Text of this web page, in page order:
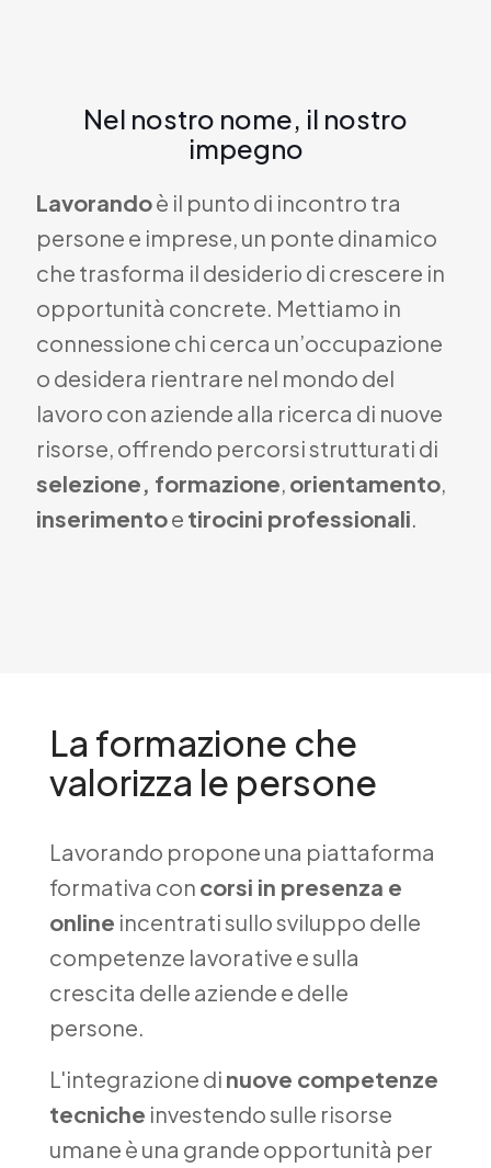
Nel nostro nome, il nostro
impegno
Lavorandoè il punto di incontro tra
persone e imprese, un ponte dinamico
che trasforma il desiderio di crescere in
opportunità concrete. Mettiamo in
connessione chi cerca un’occupazione
o desidera rientrare nel mondo del
lavoro con aziende alla ricerca di nuove
risorse, offrendo percorsi strutturati di
selezione, formazione, orientamento,
inserimentoe tirocini professionali.
La formazione che
valorizza le persone
Lavorando propone una piattaforma
formativa con corsi in presenza e
online incentrati sullo sviluppo delle
competenze lavorative e sulla
crescita delle aziende e delle
persone.
L'integrazione di nuove competenze
tecniche investendo sulle risorse
umane è una grande opportunità per